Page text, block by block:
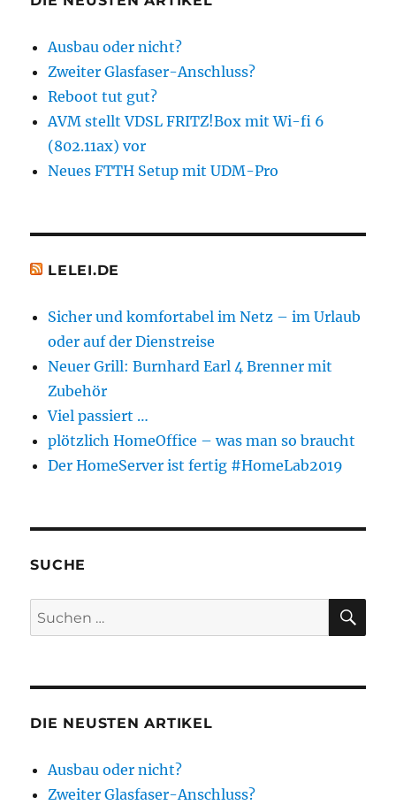
Ausbau oder nicht?
Zweiter Glasfaser-Anschluss?
Reboot tut gut?
AVM stellt VDSL FRITZ!Box mit Wi-fi 6
(802.11ax) vor
Neues FTTH Setup mit UDM-Pro
LELEI.DE
Sicher und komfortabel im Netz – im Urlaub
oder auf der Dienstreise
Neuer Grill: Burnhard Earl 4 Brenner mit
Zubehör
Viel passiert …
plötzlich HomeOffice – was man so braucht
Der HomeServer ist fertig #HomeLab2019
SUCHE
Suchen
nach:
DIE NEUSTEN ARTIKEL
Ausbau oder nicht?
Zweiter Glasfaser-Anschluss?